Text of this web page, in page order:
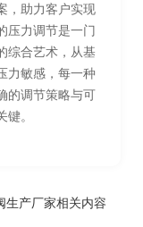
，助力客户实现
压力调节是一门
综合艺术，从基
力敏感，每一种
的调节策略与可
。
生产厂家相关内容